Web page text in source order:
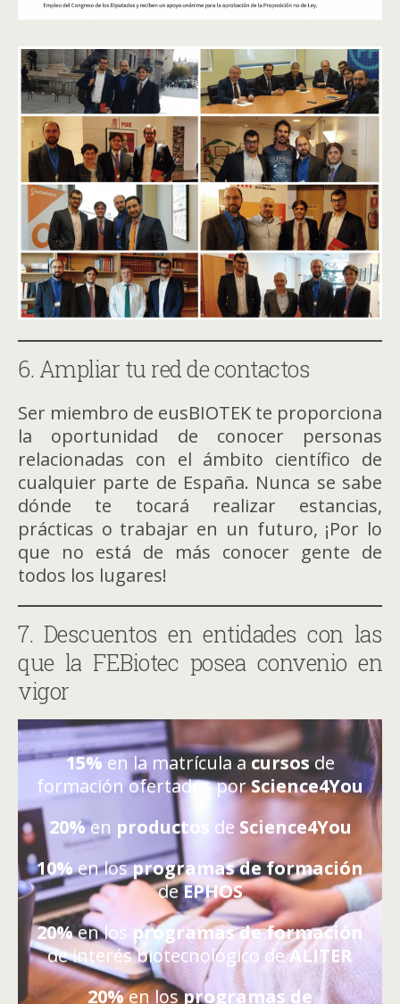
6. Ampliar tu red de contactos
Ser miembro de eusBIOTEK te proporciona
la oportunidad de conocer personas
relacionadas con el ámbito científico de
cualquier parte de España. Nunca se sabe
dónde te tocará realizar estancias,
prácticas o trabajar en un futuro, ¡Por lo
que no está de más conocer gente de
todos los lugares!
7. Descuentos en entidades con las
que la FEBiotec posea convenio en
vigor
15%en la matrícula a cursosde
formación ofertados porScience4You
20%en productos de Science4You
10%en losprogramas de formación
deEPHOS
20%en los programas de formación
de interés biotecnológico deALITER
20%en losprogramas de